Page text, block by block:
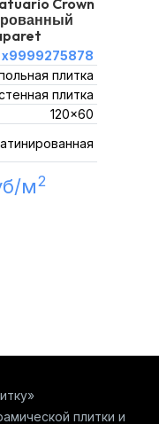
Crown
х9999275878
плитка
плитка
120x60
м2
плитки и